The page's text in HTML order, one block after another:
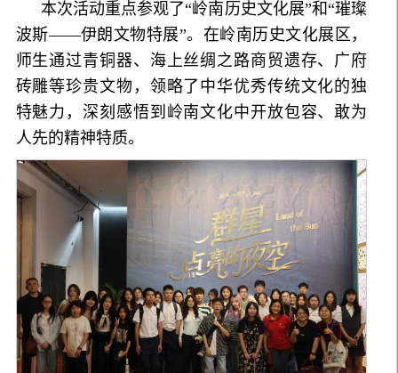
本次活动重点参观了“岭南历史文化展”和“璀璨
波斯——伊朗文物特展”。在岭南历史文化展区，
师生通过青铜器、海上丝绸之路商贸遗存、广府
砖雕等珍贵文物，领略了中华优秀传统文化的独
特魅力，深刻感悟到岭南文化中开放包容、敢为
人先的精神特质。